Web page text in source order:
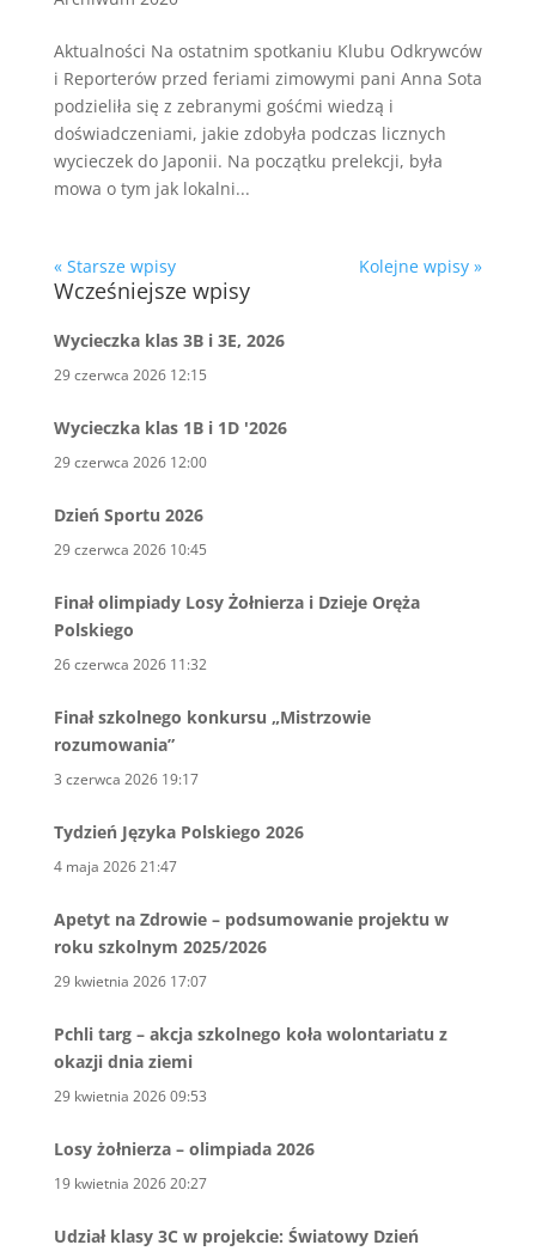
Aktualności Na ostatnim spotkaniu Klubu Odkrywców
i Reporterów przed feriami zimowymi pani Anna Sota
podzieliła się z zebranymi gośćmi wiedzą i
doświadczeniami, jakie zdobyła podczas licznych
wycieczek do Japonii. Na początku prelekcji, była
mowa o tym jak lokalni...
« Starsze wpisy Kolejne wpisy »
Wcześniejsze wpisy
Wycieczka klas 3B i 3E, 2026
29 czerwca 2026 12:15
Wycieczka klas 1B i 1D '2026
29 czerwca 2026 12:00
Dzień Sportu 2026
29 czerwca 2026 10:45
Finał olimpiady Losy Żołnierza i Dzieje Oręża
Polskiego
26 czerwca 2026 11:32
Finał szkolnego konkursu „Mistrzowie
rozumowania”
3 czerwca 2026 19:17
Tydzień Języka Polskiego 2026
4 maja 2026 21:47
Apetyt na Zdrowie – podsumowanie projektu w
roku szkolnym 2025/2026
29 kwietnia 2026 17:07
Pchli targ – akcja szkolnego koła wolontariatu z
okazji dnia ziemi
29 kwietnia 2026 09:53
Losy żołnierza – olimpiada 2026
19 kwietnia 2026 20:27
Udział klasy 3C w projekcie: Światowy Dzień